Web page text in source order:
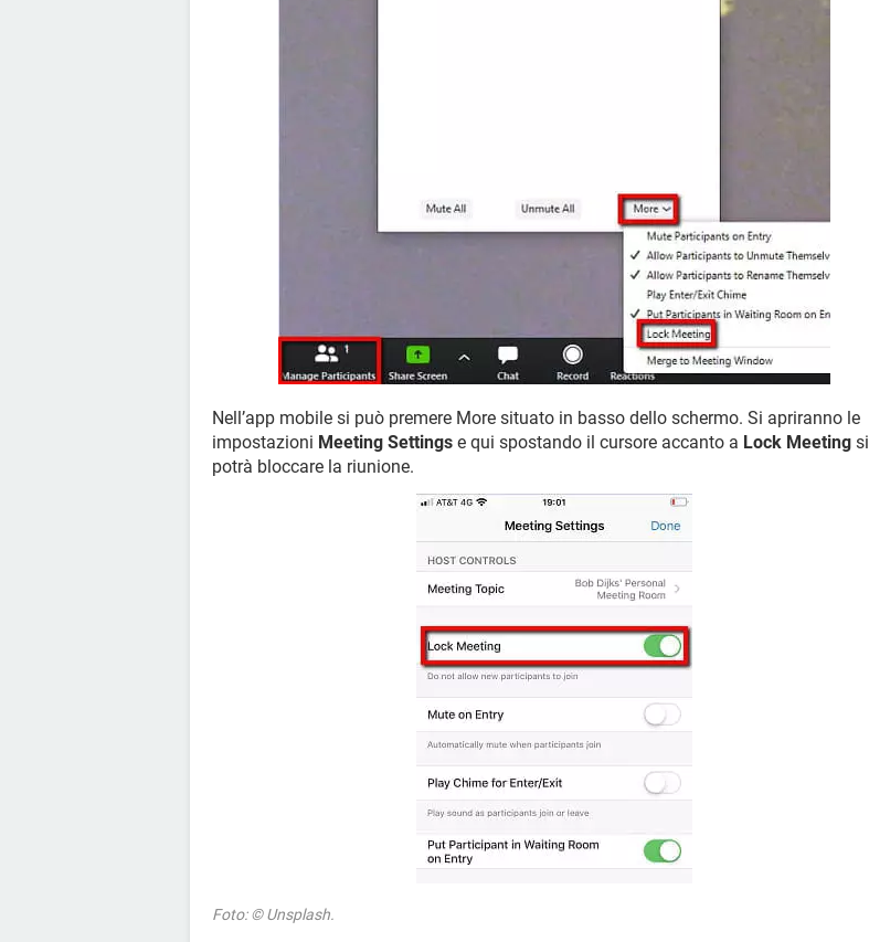
Nell’app mobile si può premere More situato in basso dello schermo. Si apriranno le
impostazioni Meeting Settings e qui spostando il cursore accanto a Lock Meeting si
potrà bloccare la riunione.
Foto: © Unsplash.